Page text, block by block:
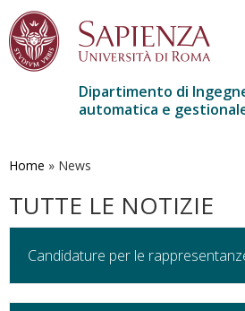
contenuto
Dipartimento di
automatica e
Home » News
TUTTE LE NOTIZIE
Candidature per le